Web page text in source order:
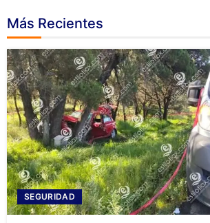
Más Recientes
SEGURIDAD